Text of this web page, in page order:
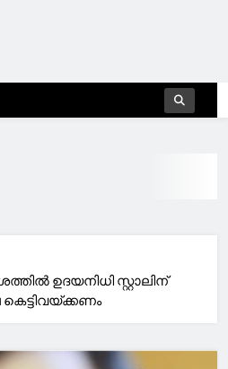
ഉദയനിധി സ്റ്റാലിന്